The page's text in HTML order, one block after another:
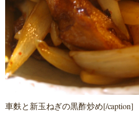
車麩と新玉ねぎの黒酢炒め[/caption]